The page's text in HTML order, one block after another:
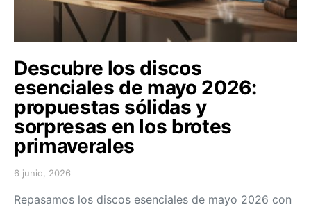
Descubre los discos
esenciales de mayo 2026:
propuestas sólidas y
sorpresas en los brotes
primaverales
Posted on
6 junio, 2026
Repasamos los discos esenciales de mayo 2026 con